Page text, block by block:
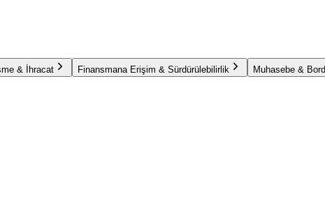
& İhracat Finansmana Erişim & Sürdürülebilirlik Muhasebe &